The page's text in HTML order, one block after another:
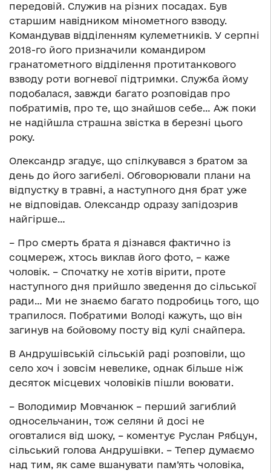
передовій. Служив на різних посадах. Був
старшим навідником мінометного взводу.
Командував відділенням кулеметників. У серпні
2018-го його призначили командиром
гранатометного відділення протитанкового
взводу роти вогневої підтримки. Служба йому
подобалася, завжди багато розповідав про
побратимів, про те, що знайшов себе… Аж поки
не надійшла страшна звістка в березні цього
року.
Олександр згадує, що спілкувався з братом за
день до його загибелі. Обговорювали плани на
відпустку в травні, а наступного дня брат уже
не відповідав. Олександр одразу запідозрив
найгірше…
– Про смерть брата я дізнався фактично із
соцмереж, хтось виклав його фото, – каже
чоловік. – Спочатку не хотів вірити, проте
наступного дня прийшло зведення до сільської
ради… Ми не знаємо багато подробиць того, що
трапилося. Побратими Володі кажуть, що він
загинув на бойовому посту від кулі снайпера.
В Андрушівській сільській раді розповіли, що
село хоч і зовсім невелике, однак більше ніж
десяток місцевих чоловіків пішли воювати.
– Володимир Мовчанюк – перший загиблий
односельчанин, тож селяни й досі не
оговталися від шоку, – коментує Руслан Рябцун,
сільський голова Андрушівки. – Тепер думаємо
над тим, як саме вшанувати пам’ять чоловіка,